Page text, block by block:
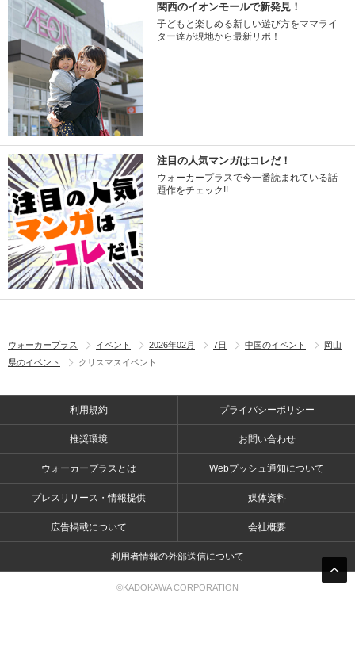
関西のイオンモールで新発見！
子どもと楽しめる新しい遊び方をママライ
ター達が現地から最新リポ！
注目の人気マンガはコレだ！
ウォーカープラスで今一番読まれている話
題作をチェック!!
ウォーカープラス イベント 2026年02月 7日 中国のイベント
岡山
県のイベント
クリスマスイベント
利用規約 プライバシーポリシー
推奨環境 お問い合わせ
ウォーカープラスとは Webプッシュ通知について
プレスリリース・情報提供 媒体資料
広告掲載について 会社概要
利用者情報の外部送信について
©KADOKAWA CORPORATION